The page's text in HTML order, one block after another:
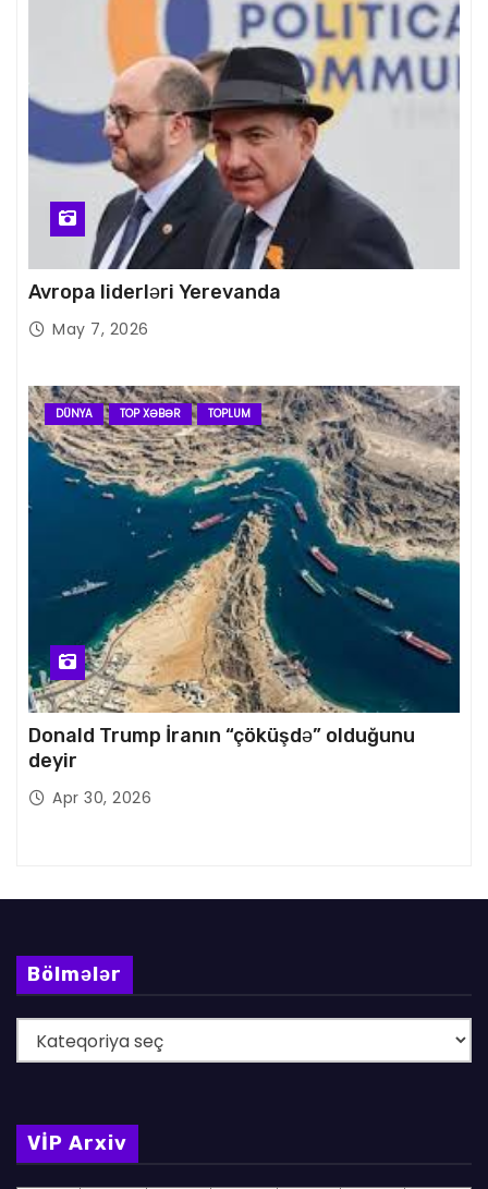
Avropa liderləri Yerevanda
May 7, 2026
DÜNYA TOP XƏBƏR TOPLUM
Donald Trump İranın “çöküşdə” olduğunu
deyir
Apr 30, 2026
Bölmələr
ö
m
VİP Arxiv